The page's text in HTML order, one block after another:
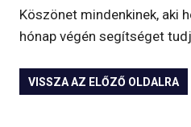
Köszönet mindenkinek, aki
hónap végén segítséget
VISSZA AZ ELŐZŐ OLDALRA